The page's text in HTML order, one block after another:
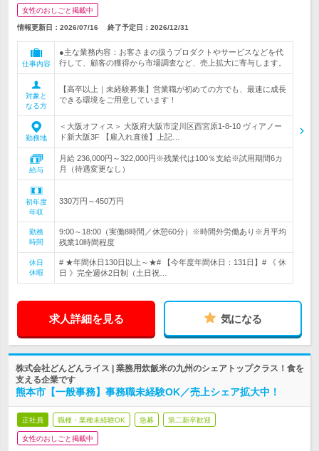
女性のおしごと掲載中
情報更新日：2026/07/16 終了予定日： 2026/12/31
仕事内容
●主な業務内容：お客さまの扱うプロダクトやサービスなどを代
行して、顧客の獲得から市場調査など、売上拡大に寄与します。
対象と
なる方
【高卒以上｜未経験募集】営業職が初めての方でも、最速に成長
できる環境をご用意しています！
勤務地
＜大阪オフィス＞ 大阪府大阪市淀川区西宮原1-8-10 ヴィアノー
ド新大阪3F 【雇入れ直後】上記…
給与
月給 236,000円～322,000円※残業代は100％支給※試用期間6カ
月（待遇変更なし）
初年度
年収
330万円～450万円
勤務
時間
9:00～18:00（実働8時間／休憩60分）※時間外労働あり※月平均
残業10時間程度
休日
休暇
# ★年間休日130日以上～★# 【今年度年間休日：131日】# 《 休
日 》完全週休2日制（土日祝…
求人詳細を見る 気になる
株式会社どんどんライス | 業務用炊飯米の九州のシェアトップクラス！食を
支える企業です
熊本市【一般事務】事務職未経験OK／売上シェア拡大中！
正社員 職種・業種未経験OK 急募 第二新卒歓迎
女性のおしごと掲載中